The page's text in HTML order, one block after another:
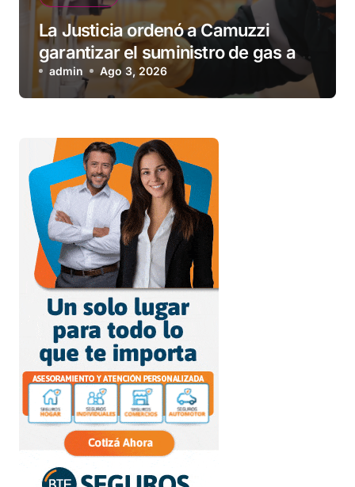
La Justicia ordenó a Camuzzi
garantizar el suministro de gas a
una familia de Tolhuin
admin Ago 3, 2026